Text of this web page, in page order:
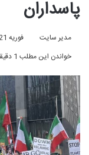
پاسداران
مدیر سایت فوریه 21, 2023
خواندن این مطلب 1 دقیقه زمان میبرد